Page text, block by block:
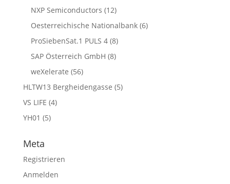
NXP Semiconductors (12)
Oesterreichische Nationalbank(6)
ProSiebenSat.1 PULS 4(8)
SAP Österreich GmbH (8)
weXelerate (56)
HLTW13 Bergheidengasse (5)
VS LIFE (4)
YH01 (5)
Meta
Registrieren
Anmelden